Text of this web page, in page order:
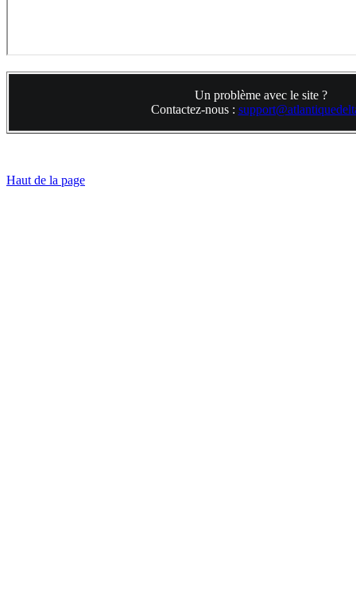
Un problème avec le site ?
Contactez-nous :
Haut de la page